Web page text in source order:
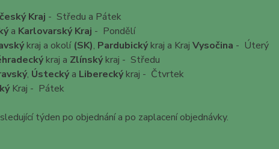
Kraj - Středu a Pátek
a Karlovarský Kraj - Pondělí
kraj a okolí (SK), Pardubickýkraj a Kraj Vysočina - Úterý
kraj a Zlínskýkraj - Středu
, Ústeckýa Libereckýkraj - Čtvrtek
Kraj - Pátek
týden po objednání a po zaplacení objednávky.